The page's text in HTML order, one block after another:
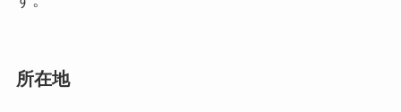
雄大な万里の長城の風景を車窓から望むことがで
のものが動く博物館のようで、車内には中国文化